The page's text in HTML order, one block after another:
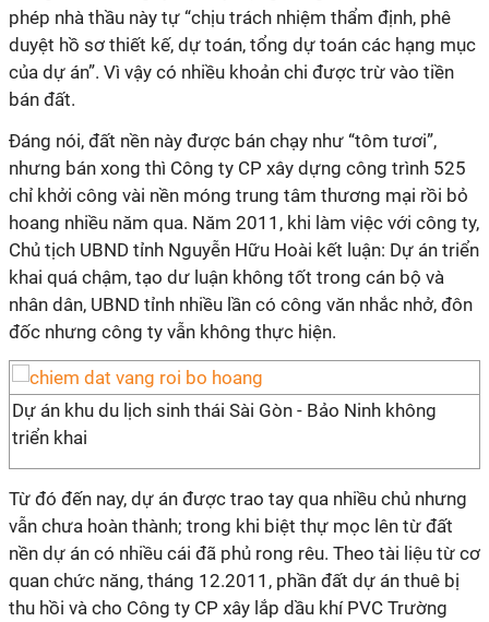
phép nhà thầu này tự “chịu trách nhiệm thẩm định, phê
duyệt hồ sơ thiết kế, dự toán, tổng dự toán các hạng mục
của dự án”. Vì vậy có nhiều khoản chi được trừ vào tiền
bán đất.
Đáng nói, đất nền này được bán chạy như “tôm tươi”,
nhưng bán xong thì Công ty CP xây dựng công trình 525
chỉ khởi công vài nền móng trung tâm thương mại rồi bỏ
hoang nhiều năm qua. Năm 2011, khi làm việc với công ty,
Chủ tịch UBND tỉnh Nguyễn Hữu Hoài kết luận: Dự án triển
khai quá chậm, tạo dư luận không tốt trong cán bộ và
nhân dân, UBND tỉnh nhiều lần có công văn nhắc nhở, đôn
đốc nhưng công ty vẫn không thực hiện.
Dự án khu du lịch sinh thái Sài Gòn - Bảo Ninh không
triển khai
Từ đó đến nay, dự án được trao tay qua nhiều chủ nhưng
vẫn chưa hoàn thành; trong khi biệt thự mọc lên từ đất
nền dự án có nhiều cái đã phủ rong rêu. Theo tài liệu từ cơ
quan chức năng, tháng 12.2011, phần đất dự án thuê bị
thu hồi và cho Công ty CP xây lắp dầu khí PVC Trường